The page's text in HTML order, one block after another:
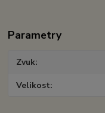
Parametry
Zvuk
Velikost